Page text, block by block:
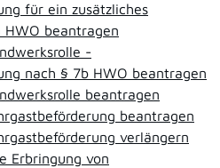
für ein zusätzliches
beantragen
-
nach § 7b HWO beantragen
beantragen
beantragen
verlängern
Erbringung von